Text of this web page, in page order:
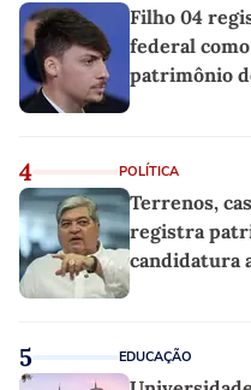
Filho 04
federal
patrimônio
4 POLÍTICA
Terrenos,
registra
candidatura
5 EDUCAÇÃO